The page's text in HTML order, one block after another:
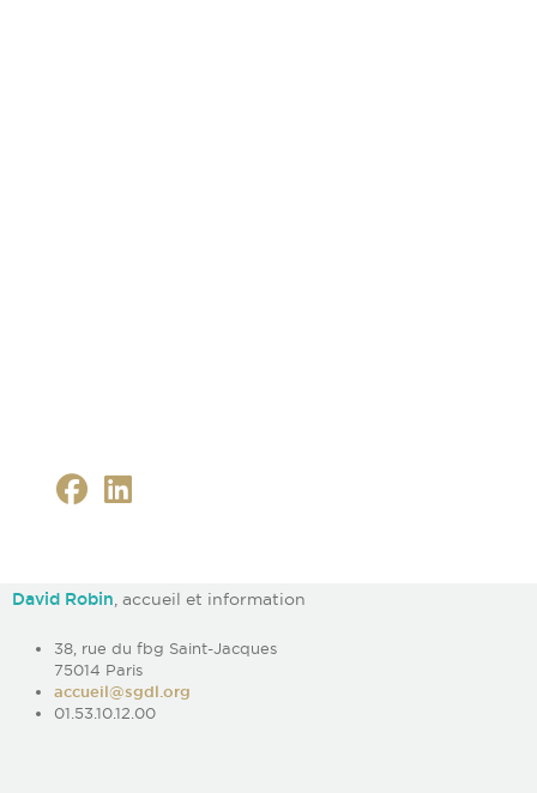
David Robin , accueil et information
38, rue du fbg Saint-Jacques
75014 Paris
accueil@sgdl.org
01.53.10.12.00